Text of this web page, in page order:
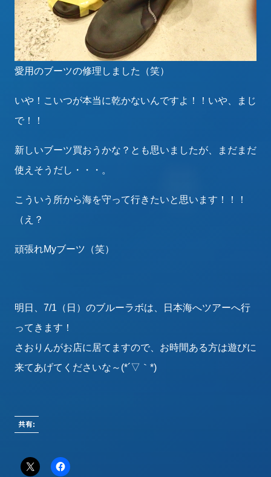
愛用のブーツの修理しました（笑）
いや！こいつが本当に乾かないんですよ！！いや、まじ
で！！
新しいブーツ買おうかな？とも思いましたが、まだまだ
使えそうだし・・・。
こういう所から海を守って行きたいと思います！！！
（え？
頑張れMyブーツ（笑）
明日、7/1（日）のブルーラボは、日本海へツアーへ行
ってきます！
さおりんがお店に居てますので、お時間ある方は遊びに
来てあげてくださいな～(*´▽｀*)
共有: